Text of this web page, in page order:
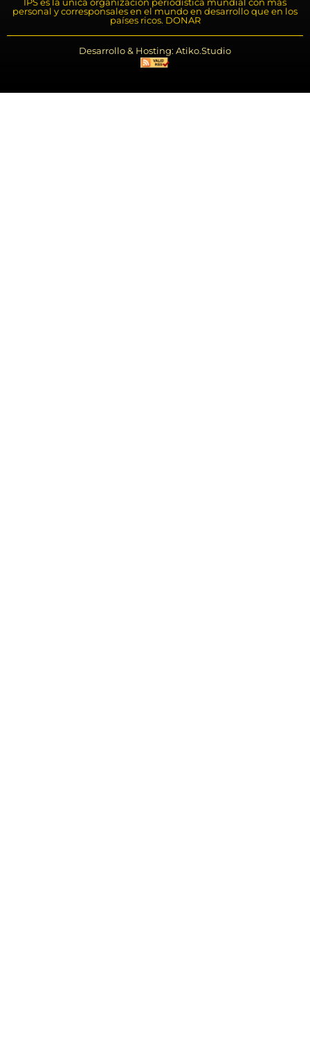
personal y corresponsales en el mundo en desarrollo que en los
países ricos. DONAR
Desarrollo & Hosting: Atiko.Studio